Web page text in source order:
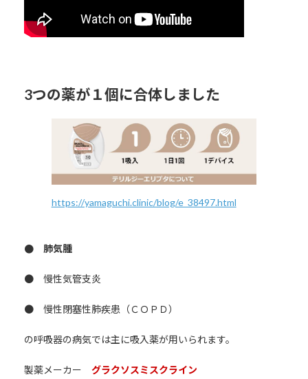
3つの薬が１個に合体しました
https://yamaguchi.clinic/blog/e_38497.html
● 肺気腫
● 慢性気管支炎
● 慢性閉塞性肺疾患（ＣＯＰＤ）
の呼吸器の病気では主に吸入薬が用いられます。
製薬メーカー グラクソスミスクライン